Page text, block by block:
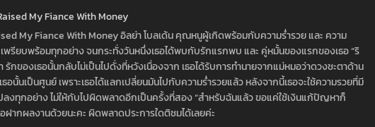
My Fiance With Money
My Fiance With Money อิลย่า โบลเด้น คุณหนูผู้เกิดพร้อมกับความร่ำรวย และ ความ
รียบพร้อมทุกอย่าง จนกระทั่งวันหนึ่งเธอได้พบกับรักแรกพบ และ คู่หมั้นของแรกของเธอ “ริ
รักของเธอนั้นกลับไม่เป็นไปดั่งที่หวังเนื่องจาก เธอได้รับการทำนายจากแม่หมอว่าดวงชะตาด้าน
อนั้นเป็นศูนย์ เพราะเธอได้แลกเปลี่ยนมันไปกับความร่ำรวยแล้ว หลังจากนี้เธอจะใช้ความรวยที่มี
ลงทุกอย่าง ไม่ให้กับไปผิดพลาดอีกเป็นครั้งที่สอง “สำหรับฉันแล้ว ขอแค่ใช้เงินแก้ปัญหาก็
ฝากผลงานด้วยนะคะ ผิดพลาดประการใดติชมได้เลยค่ะ